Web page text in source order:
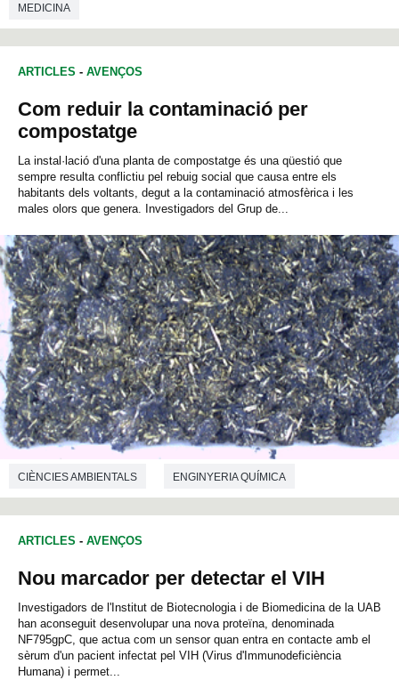
MEDICINA
ARTICLES - AVENÇOS
Com reduir la contaminació per
compostatge
La instal·lació d'una planta de compostatge és una qüestió que
sempre resulta conflictiu pel rebuig social que causa entre els
habitants dels voltants, degut a la contaminació atmosfèrica i les
males olors que genera. Investigadors del Grup de...
CIÈNCIES AMBIENTALS ENGINYERIA QUÍMICA
ARTICLES - AVENÇOS
Nou marcador per detectar el VIH
Investigadors de l'Institut de Biotecnologia i de Biomedicina de la UAB
han aconseguit desenvolupar una nova proteïna, denominada
NF795gpC, que actua com un sensor quan entra en contacte amb el
sèrum d'un pacient infectat pel VIH (Virus d'Immunodeficiència
Humana) i permet...